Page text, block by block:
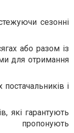
сезонні
або разом із
для отримання
і
які гарантують